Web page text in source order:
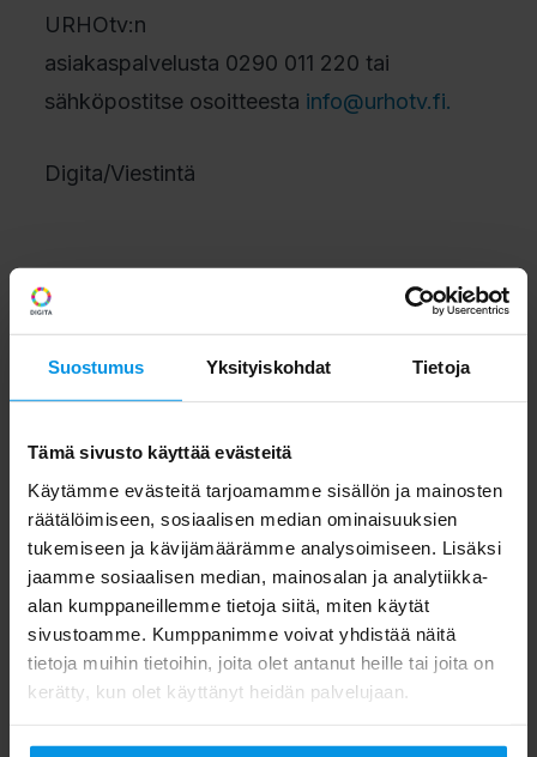
Suostumus Yksityiskohdat Tietoja
Tämä sivusto käyttää evästeitä
Käytämme evästeitä tarjoamamme sisällön ja mainosten
räätälöimiseen, sosiaalisen median ominaisuuksien
tukemiseen ja kävijämäärämme analysoimiseen. Lisäksi
jaamme sosiaalisen median, mainosalan ja analytiikka-
alan kumppaneillemme tietoja siitä, miten käytät
sivustoamme. Kumppanimme voivat yhdistää näitä
tietoja muihin tietoihin, joita olet antanut heille tai joita on
kerätty, kun olet käyttänyt heidän palvelujaan.
URHOtv:n
asiakaspalvelusta 0290 011 220 tai
sähköpostitse osoitteesta info@urhotv.fi.
Digita/Viestintä